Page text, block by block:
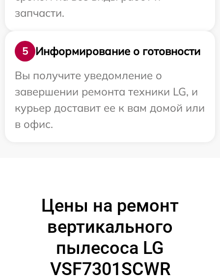
запчасти.
5
Информирование о готовности
Вы получите уведомление о
завершении ремонта техники LG, и
курьер доставит ее к вам домой или
в офис.
Цены на ремонт
вертикального
пылесоса LG
VSF7301SCWR